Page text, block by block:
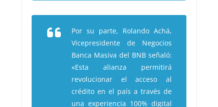
Por su parte, Rolando Achá,
Vicepresidente de Negocios
Banca Masiva del BNB señaló:
«Esta alianza permitirá
revolucionar el acceso al
crédito en el país a través de
una experiencia 100% digital